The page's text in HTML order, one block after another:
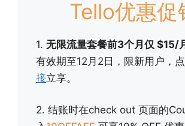
Tello优惠促
1. 无限流量套餐前3个月仅 $15/
有效期至12月2日，限新用户，
接立享。
2. 结账时在check out 页面的